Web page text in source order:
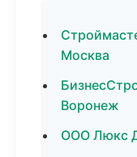
Москва
Воронеж
ООО Люкс